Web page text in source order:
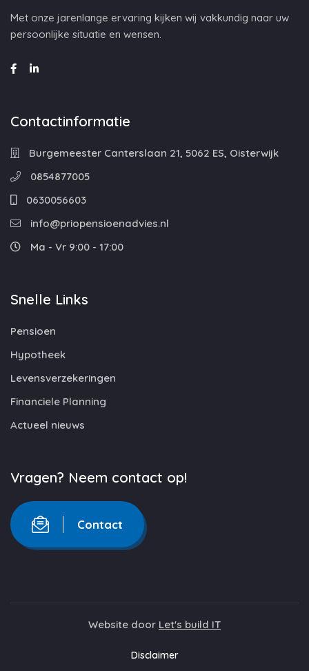
Met onze jarenlange ervaring kijken wij vakkundig naar uw
persoonlijke situatie en wensen.
Contactinformatie
Burgemeester Canterslaan 21, 5062 ES, Oisterwijk
0854877005
0630056603
info@priopensioenadvies.nl
Ma - Vr 9:00 - 17:00
Snelle Links
Pensioen
Hypotheek
Levensverzekeringen
Financiele Planning
Actueel nieuws
Vragen? Neem contact op!
Contact
Website door Let's build IT
Disclaimer